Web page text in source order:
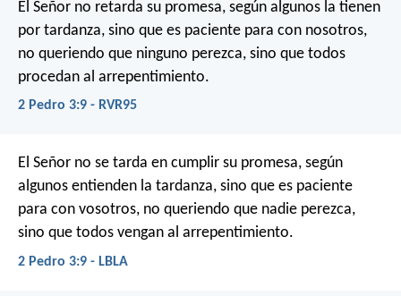
El Señor no retarda su promesa, según algunos la tienen
por tardanza, sino que es paciente para con nosotros,
no queriendo que ninguno perezca, sino que todos
procedan al arrepentimiento.
2 Pedro 3:9 - RVR95
El Señor no se tarda en cumplir su promesa, según
algunos entienden la tardanza, sino que es paciente
para con vosotros, no queriendo que nadie perezca,
sino que todos vengan al arrepentimiento.
2 Pedro 3:9 - LBLA